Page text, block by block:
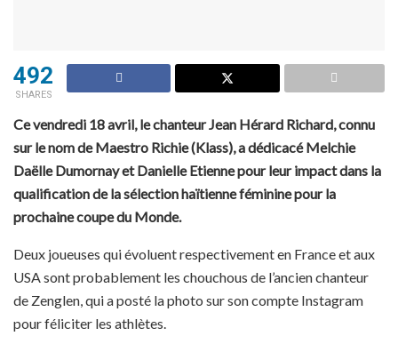
492
SHARES
Ce vendredi 18 avril, le chanteur Jean Hérard Richard, connu
sur le nom de Maestro Richie (Klass), a dédicacé Melchie
Daëlle Dumornay et Danielle Etienne pour leur impact dans la
qualification de la sélection haïtienne féminine pour la
prochaine coupe du Monde.
Deux joueuses qui évoluent respectivement en France et aux
USA sont probablement les chouchous de l’ancien chanteur
de Zenglen, qui a posté la photo sur son compte Instagram
pour féliciter les athlètes.